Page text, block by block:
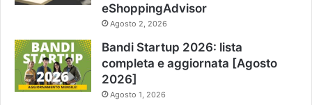
eShoppingAdvisor
Agosto 2, 2026
Bandi Startup 2026: lista
completa e aggiornata [Agosto
2026]
Agosto 1, 2026